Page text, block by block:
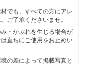
でも、すべての方にアレ
ご了承くださいませ。
・かぶれを生じる場合が
直ちにご使用をお止めい
の差によって掲載写真と